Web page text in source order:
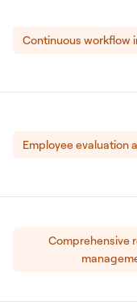
Continuous workflow
Employee evaluation
Comprehensive